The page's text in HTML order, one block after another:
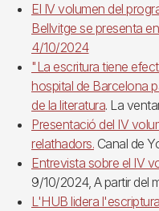
El IV volumen del
Bellvitge se presenta
4/10/2024
"La escritura tiene
hospital de Barcelona
de la literatura. La
Presentació del IV
relathadors. Canal de
Entrevista sobre el IV
9/10/2024, A partir del
L'HUB lidera